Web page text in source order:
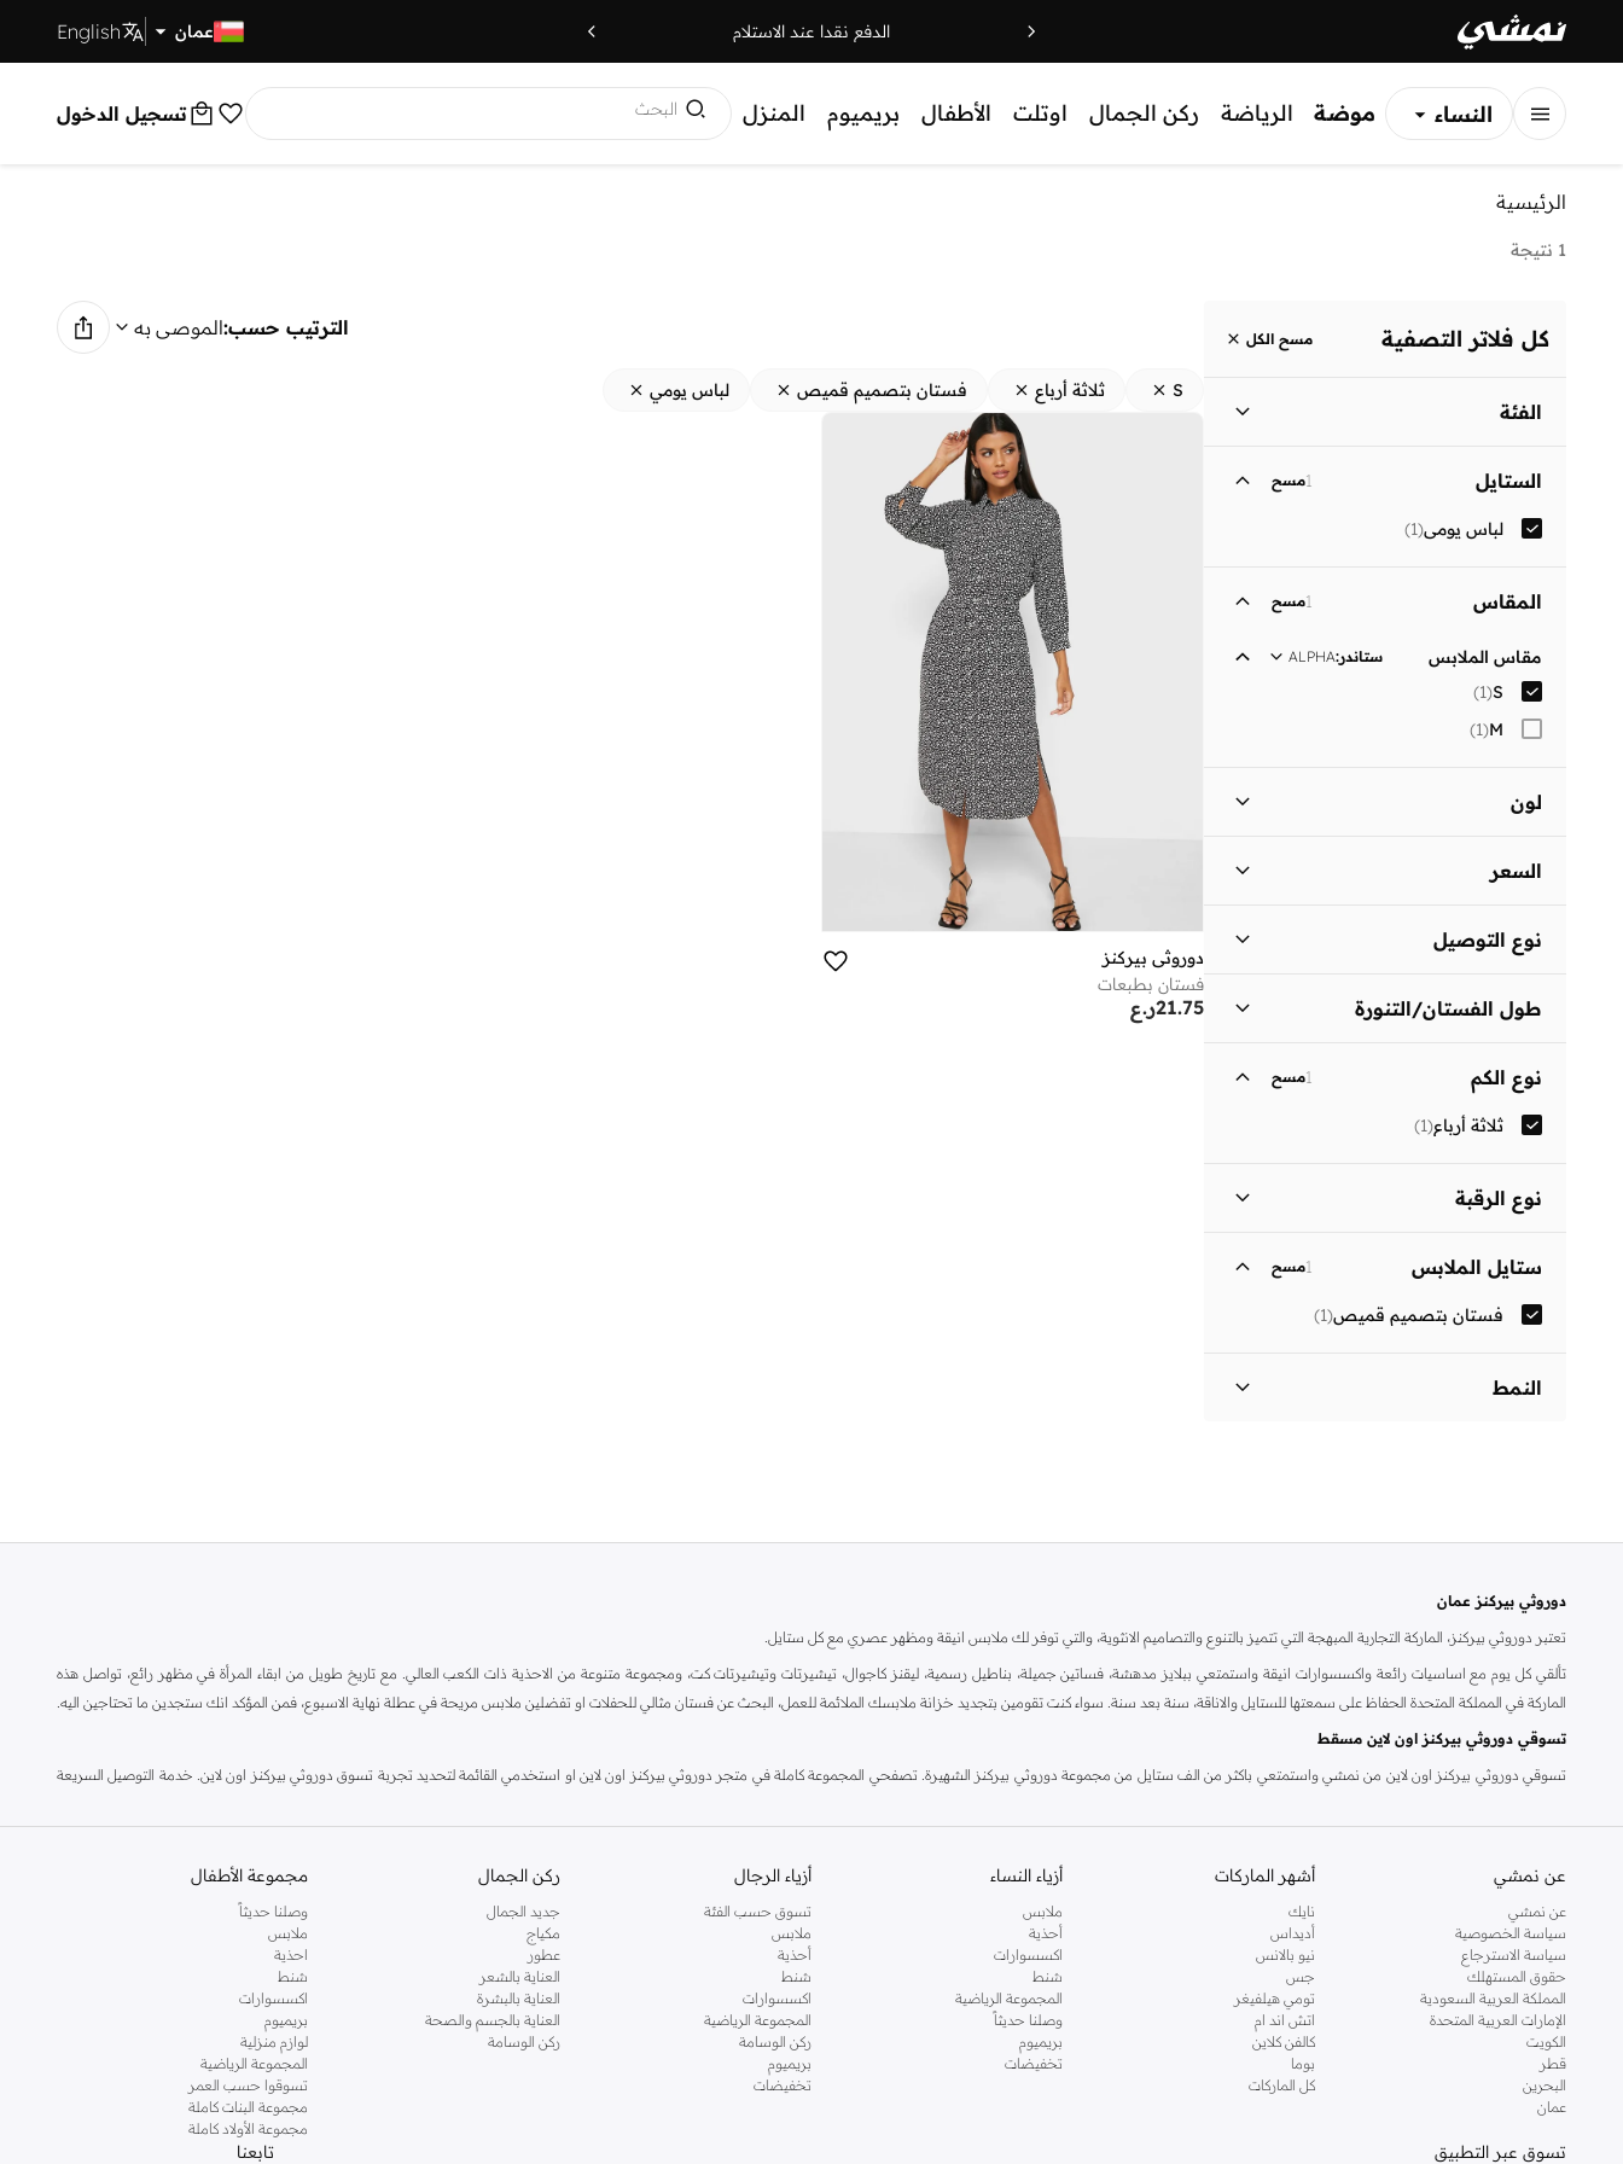
الدفع نقدا عند الاستلام عمان English
النساء
موضة الرياضة ركن الجمال اوتلت الأطفال بريميوم المنزل البحث تسجيل الدخول
الرئيسية
1 نتيجة
كل فلاتر التصفية مسح الكل
الفئة
نساء
الستايل 1مسح
لباس يومي(
1
)
المقاس 1مسح
مقاس الملابس ستاندر:
ALPHA
S
(
1
)
M
(
1
)
لون
السعر
ر.ع
انطلق
نوع التوصيل
طول الفستان/التنورة
نوع الكم 1مسح
ثلاثة أرباع(
1
)
نوع الرقبة
ستايل الملابس 1مسح
فستان بتصميم قميص(
1
)
النمط
الترتيب حسب:الموصى به
S ثلاثة أرباع فستان بتصميم قميص لباس يومي
دوروثي بيركنز
فستان بطبعات
ر.ع21.75
دوروثي بيركنز عمان
تعتبر دوروثي بيركنز، الماركة التجارية المبهجة التي تتميز بالتنوع والتصاميم الانثوية، والتي توفر لك ملابس انيقة ومظهر عصري مع كل ستايل.
تألقي كل يوم مع اساسيات رائعة واكسسوارات انيقة واستمتعي ببلايز مدهشة، فساتين جميلة، بناطيل رسمية، ليقنز كاجوال، تيشيرتات وتيشيرتات كت، ومجموعة متنوعة من الاحذية ذات الكعب العالي. مع تاريخ طويل من ابقاء المرأة في مظهر رائع، تواصل هذه
الماركة في المملكة المتحدة الحفاظ على سمعتها للستايل والاناقة، سنة بعد سنة. سواء كنت تقومين بتجديد خزانة ملابسك الملائمة للعمل، البحث عن فستان مثالي للحفلات او تفضلين ملابس مريحة في عطلة نهاية الاسبوع، فمن المؤكد انك ستجدين ما تحتاجين اليه.
تسوقي دوروثي بيركنز اون لاين مسقط
تسوقي دوروثي بيركنز اون لاين من نمشي واستمتعي باكثر من الف ستايل من مجموعة دوروثي بيركنز الشهيرة. تصفحي المجموعة كاملة في متجر دوروثي بيركنز اون لاين او استخدمي القائمة لتحديد تجربة تسوق دوروثي بيركنز اون لاين. خدمة التوصيل السريعة
عن نمشي
عن نمشي
سياسة الخصوصية
سياسة الاسترجاع
حقوق المستهلك
المملكة العربية السعودية
الإمارات العربية المتحدة
الكويت
قطر
البحرين
عمان
أشهر الماركات
نايك
أديداس
نيو بالانس
جس
تومي هيلفيغر
اتش اند ام
كالفن كلاين
بوما
كل الماركات
أزياء النساء
ملابس
أحذية
اكسسوارات
شنط
المجموعة الرياضية
وصلنا حديثاً
بريميوم
تخفيضات
أزياء الرجال
تسوق حسب الفئة
ملابس
أحذية
شنط
اكسسوارات
المجموعة الرياضية
ركن الوسامة
بريميوم
تخفيضات
ركن الجمال
جديد الجمال
مكياج
عطور
العناية بالشعر
العناية بالبشرة
العناية بالجسم والصحة
ركن الوسامة
مجموعة الأطفال
وصلنا حديثاً
ملابس
احذية
شنط
اكسسوارات
بريميوم
لوازم منزلية
المجموعة الرياضية
تسوقوا حسب العمر
مجموعة البنات كاملة
مجموعة الأولاد كاملة
تسوق عبر التطبيق تابعنا